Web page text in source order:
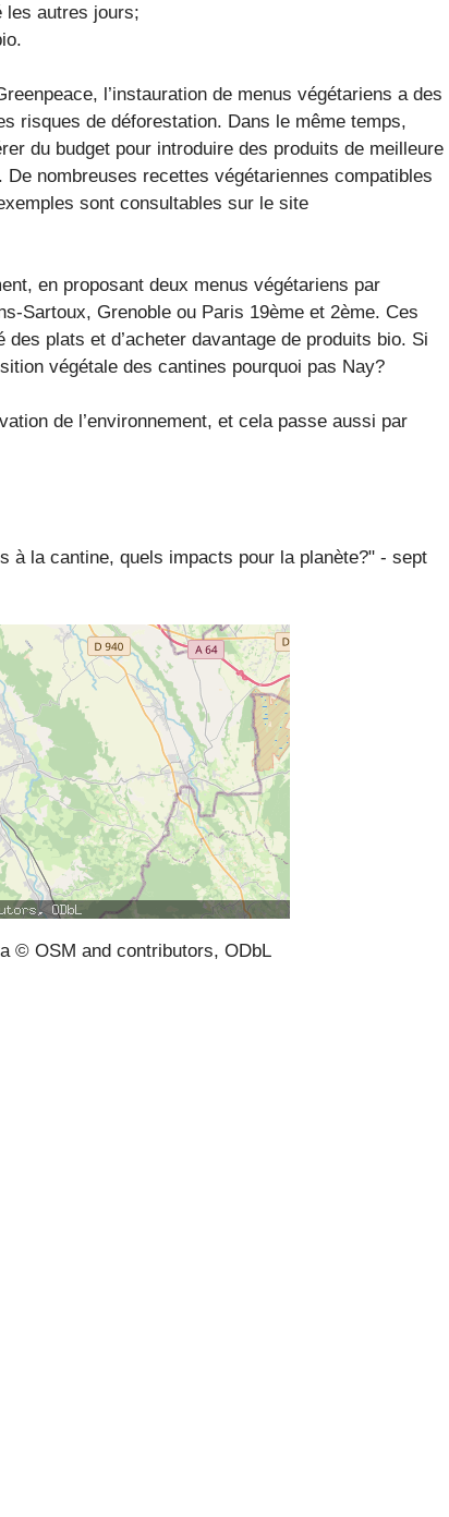
les autres jours;
l’instauration de menus végétariens a des
risques de déforestation. Dans le même temps,
du budget pour introduire des produits de meilleure
nombreuses recettes végétariennes compatibles
sont consultables sur le site
en proposant deux menus végétariens par
Sartoux, Grenoble ou Paris 19ème et 2ème. Ces
plats et d’acheter davantage de produits bio. Si
végétale des cantines pourquoi pas Nay?
de l’environnement, et cela passe aussi par
à la cantine, quels impacts pour la planète?" - sept
© OSM and contributors, ODbL